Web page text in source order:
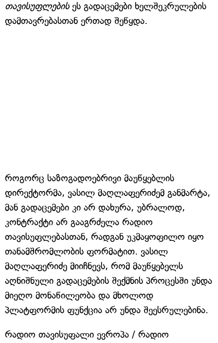
თავისუფლების ეს გადაცემები ხელშეკრულების
დამთავრებასთან ერთად შეწყდა.
როგორც საზოგადოებრივი მაუწყებლის
დირექტორმა, ვასილ მაღლაფერიძემ განმარტა,
მან გადაცემები კი არ დახურა, უბრალოდ,
კონტრაქტი არ გააგრძელა რადიო
თავისუფლებასთან, რადგან უკმაყოფილო იყო
თანამშრომლობის ფორმატით. ვასილ
მაღლაფერიძე მიიჩნევს, რომ მაუწყებელს
აღნიშნული გადაცემების შექმნის პროცესში უნდა
მიეღო მონაწილეობა და მხოლოდ
პლატფორმის ფუნქცია არ უნდა შეესრულებინა.
რადიო თავისუფალი ევროპა / რადიო